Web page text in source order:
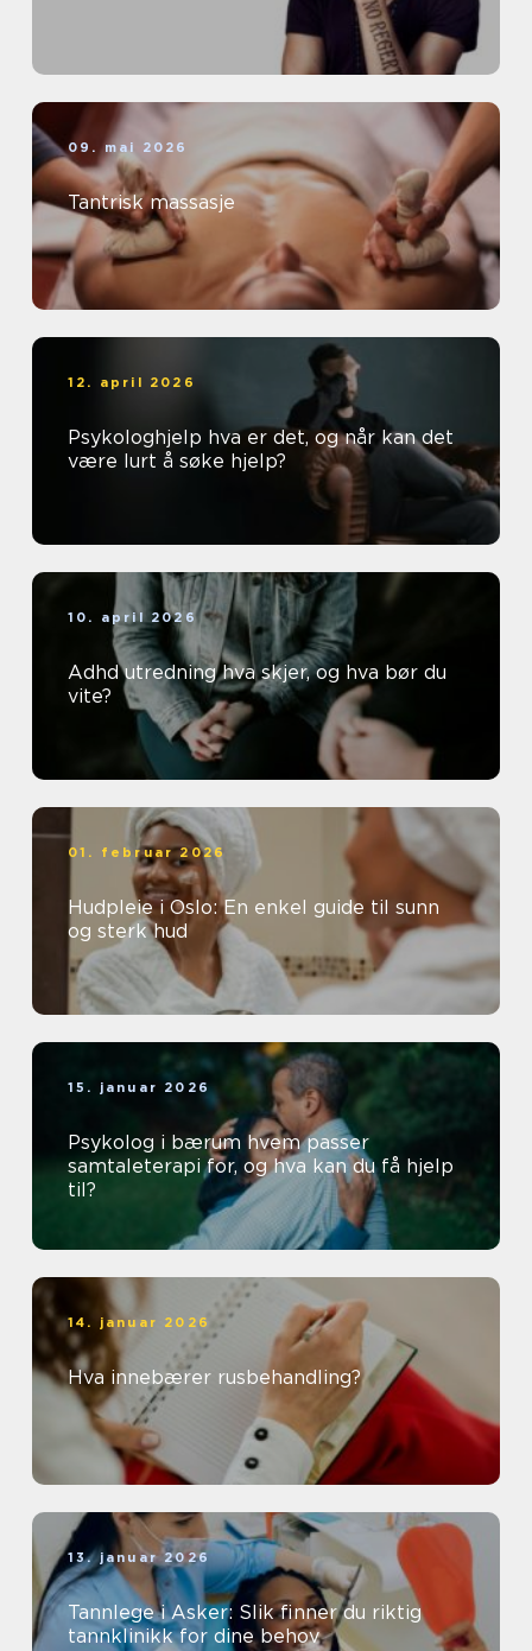
09. mai 2026
Tantrisk massasje
12. april 2026
Psykologhjelp hva er det, og når kan det
være lurt å søke hjelp?
10. april 2026
Adhd utredning hva skjer, og hva bør du
vite?
01. februar 2026
Hudpleie i Oslo: En enkel guide til sunn
og sterk hud
15. januar 2026
Psykolog i bærum hvem passer
samtaleterapi for, og hva kan du få hjelp
til?
14. januar 2026
Hva innebærer rusbehandling?
13. januar 2026
Tannlege i Asker: Slik finner du riktig
tannklinikk for dine behov